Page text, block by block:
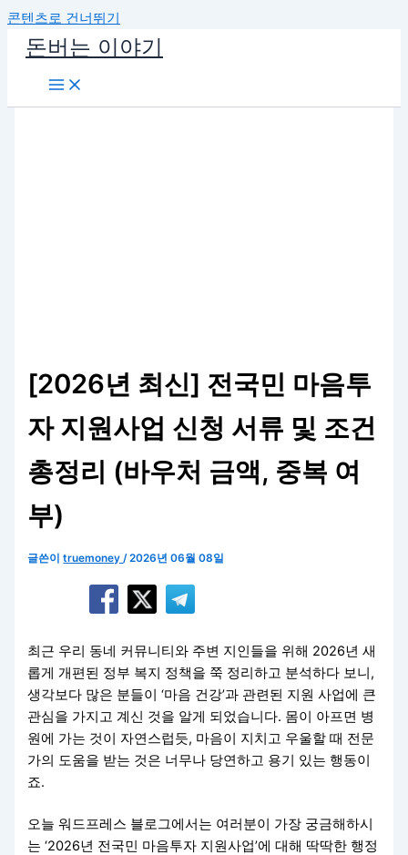
콘텐츠로 건너뛰기
돈버는 이야기
[2026년 최신] 전국민 마음투
자 지원사업 신청 서류 및 조건
총정리 (바우처 금액, 중복 여
부)
글쓴이truemoney/2026년 06월 08일
최근 우리 동네 커뮤니티와 주변 지인들을 위해 2026년 새
롭게 개편된 정부 복지 정책을 쭉 정리하고 분석하다 보니,
생각보다 많은 분들이 ‘마음 건강’과 관련된 지원 사업에 큰
관심을 가지고 계신 것을 알게 되었습니다. 몸이 아프면 병
원에 가는 것이 자연스럽듯, 마음이 지치고 우울할 때 전문
가의 도움을 받는 것은 너무나 당연하고 용기 있는 행동이
죠.
오늘 워드프레스 블로그에서는 여러분이 가장 궁금해하시
는 ‘2026년 전국민 마음투자 지원사업’에 대해 딱딱한 행정